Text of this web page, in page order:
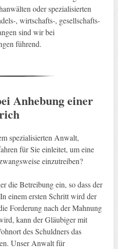
oder spezialisierten
, wirtschafts-, gesellschafts-
sind wir bei
führend.
Anhebung einer
spezialisierten Anwalt,
für Sie einleitet, um eine
einzutreiben?
die Betreibung ein, so dass der
einem ersten Schritt wird der
Forderung nach der Mahnung
kann der Gläubiger mit
des Schuldners das
Unser Anwalt für